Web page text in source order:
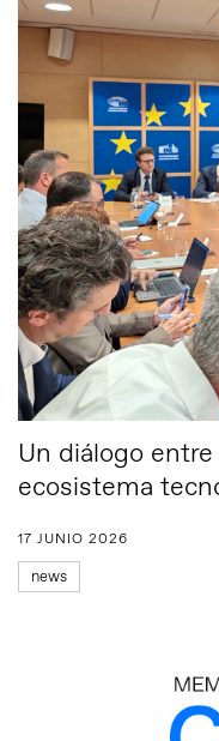
Un diálogo
ecosistema
17 JUNIO 2026
news